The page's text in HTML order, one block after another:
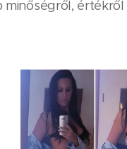
minőségről,